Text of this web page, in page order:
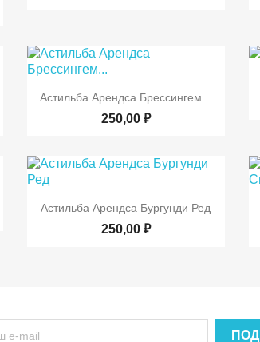
 Быстрый просмотр
Астильба Арендса Брессингем...
250,00 ₽
 Быстрый просмотр
Астильба Арендса Бургунди Ред
250,00 ₽